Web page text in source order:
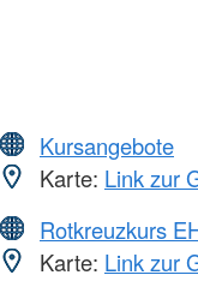
Kursangebote
Karte: Link zur
Rotkreuzkurs
Karte: Link zur